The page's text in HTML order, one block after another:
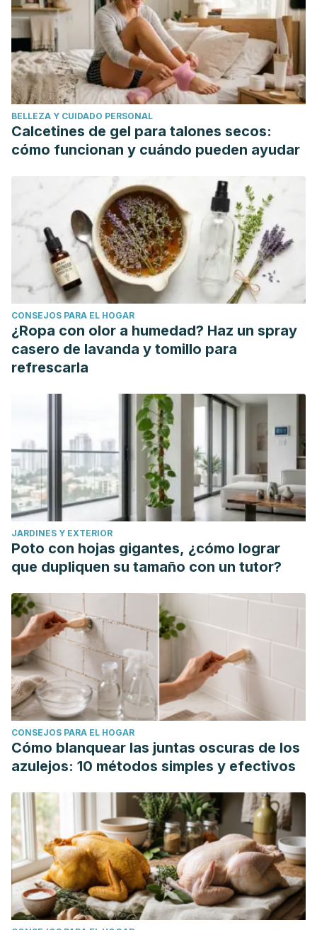
el desarrollo de enfermedades cardiovasculares y cáncer:
Antecedentes epidemiológicos y mecanismos de
acción.
Rev Chil Nutr 2010;37(3):377-385
Healthline.comPotassium[Online] Available at:
www.healthline.com/health/potassium
Casero T, Recasens I,Carrasco V y Xucla F. Dinámica de
acumulación de nutrientes en manzana.
CeRTA. Universitat de Lleida (1998)
ESCOBAR ARELLANO EE.
Elaboración de una bebida
adelgazante con sabor a manzana a base de apio (apium
graveolens) y vinagre de manzana en diferentes
concentraciones y endulzando con stevia (stevia
rebaudiana bertoni) y miel de abeja.
Universidad Téncica
de Cotopaxi. Latanuga, Ecuador (2010).
BELLEZA Y CUIDADO PERSONAL
Calcetines de gel para talones secos:
cómo funcionan y cuándo pueden ayudar
CONSEJOS PARA EL HOGAR
¿Ropa con olor a humedad? Haz un spray
casero de lavanda y tomillo para
refrescarla
JARDINES Y EXTERIOR
Poto con hojas gigantes, ¿cómo lograr
que dupliquen su tamaño con un tutor?
CONSEJOS PARA EL HOGAR
Cómo blanquear las juntas oscuras de los
azulejos: 10 métodos simples y efectivos